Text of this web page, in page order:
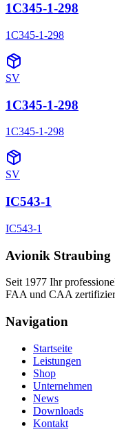
1C345-1-298
1C345-1-298
SV
1C345-1-298
1C345-1-298
SV
IC543-1
IC543-1
Avionik Straubing
Seit 1977 Ihr
FAA und CAA
Navigation
Startseite
Leistungen
Shop
Unternehmen
News
Downloads
Kontakt